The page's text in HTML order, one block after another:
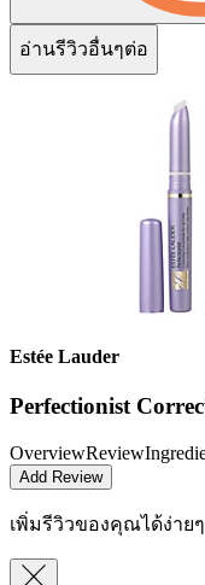
อ่านรีวิวอื่นๆต่อ
Estée Lauder
Perfectionist
OverviewReview
Add Review
เพิ่มรีวิวของคุณได้ง่ายๆ